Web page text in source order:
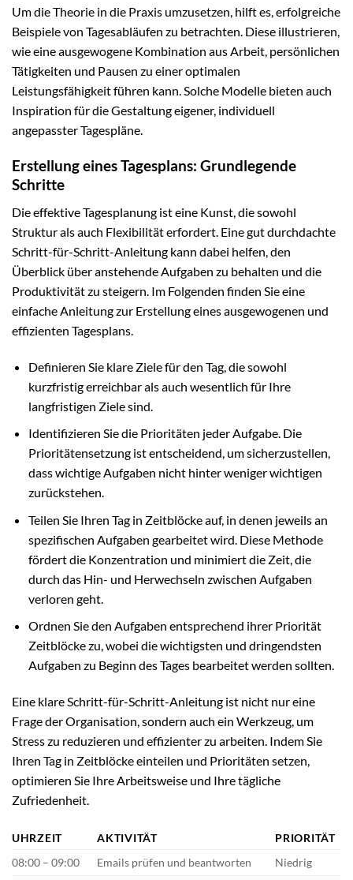
Um die Theorie in die Praxis umzusetzen, hilft es, erfolgreiche
Beispiele von Tagesabläufen zu betrachten. Diese illustrieren,
wie eine ausgewogene Kombination aus Arbeit, persönlichen
Tätigkeiten und Pausen zu einer optimalen
Leistungsfähigkeit führen kann. Solche Modelle bieten auch
Inspiration für die Gestaltung eigener, individuell
angepasster Tagespläne.
Erstellung eines Tagesplans: Grundlegende
Schritte
Die effektive Tagesplanung ist eine Kunst, die sowohl
Struktur als auch Flexibilität erfordert. Eine gut durchdachte
Schritt-für-Schritt-Anleitung kann dabei helfen, den
Überblick über anstehende Aufgaben zu behalten und die
Produktivität zu steigern. Im Folgenden finden Sie eine
einfache Anleitung zur Erstellung eines ausgewogenen und
effizienten Tagesplans.
Definieren Sie klare Ziele für den Tag, die sowohl
kurzfristig erreichbar als auch wesentlich für Ihre
langfristigen Ziele sind.
Identifizieren Sie die Prioritäten jeder Aufgabe. Die
Prioritätensetzung ist entscheidend, um sicherzustellen,
dass wichtige Aufgaben nicht hinter weniger wichtigen
zurückstehen.
Teilen Sie Ihren Tag in Zeitblöcke auf, in denen jeweils an
spezifischen Aufgaben gearbeitet wird. Diese Methode
fördert die Konzentration und minimiert die Zeit, die
durch das Hin- und Herwechseln zwischen Aufgaben
verloren geht.
Ordnen Sie den Aufgaben entsprechend ihrer Priorität
Zeitblöcke zu, wobei die wichtigsten und dringendsten
Aufgaben zu Beginn des Tages bearbeitet werden sollten.
Eine klare Schritt-für-Schritt-Anleitung ist nicht nur eine
Frage der Organisation, sondern auch ein Werkzeug, um
Stress zu reduzieren und effizienter zu arbeiten. Indem Sie
Ihren Tag in Zeitblöcke einteilen und Prioritäten setzen,
optimieren Sie Ihre Arbeitsweise und Ihre tägliche
Zufriedenheit.
UHRZEIT AKTIVITÄT
PRIORITÄT
08:00 – 09:00
Emails prüfen und beantworten Niedrig